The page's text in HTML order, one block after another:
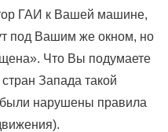
ГАИ к Вашей машине,
под Вашим же окном, но
Что Вы подумаете
Запада такой
были нарушены правила